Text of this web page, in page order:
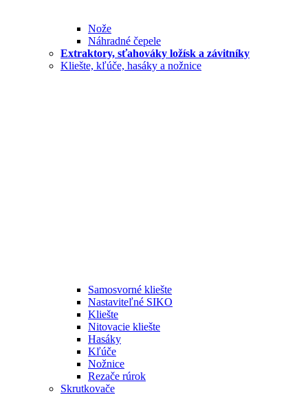
Nože
Náhradné čepele
Extraktory, sťahováky ložísk a závitníky
Kliešte, kľúče, hasáky a nožnice
Samosvorné kliešte
Nastaviteľné SIKO
Kliešte
Nitovacie kliešte
Hasáky
Kľúče
Nožnice
Rezače rúrok
Skrutkovače